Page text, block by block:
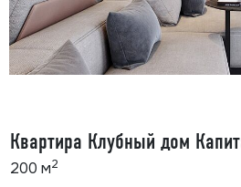
200 м2
Квартира Клубный дом